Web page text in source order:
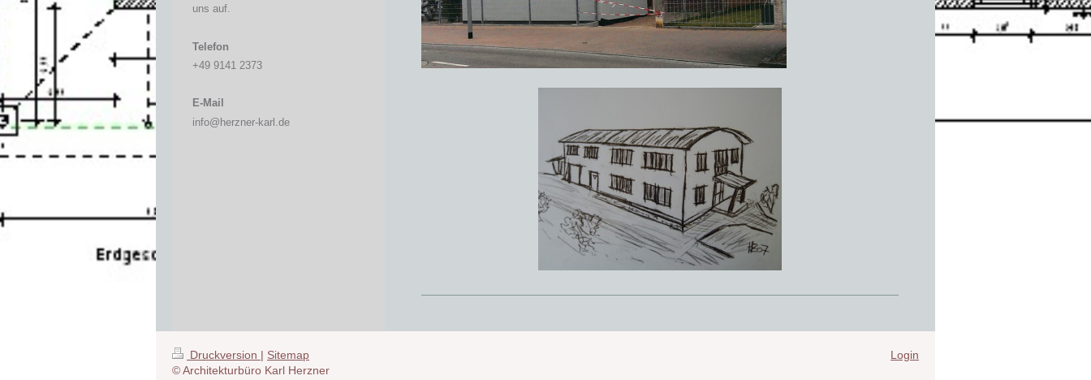
uns auf.
Telefon
+49 9141 2373
E-Mail
info@herzner-karl.de
Druckversion | Sitemap
© Architekturbüro Karl Herzner
Login